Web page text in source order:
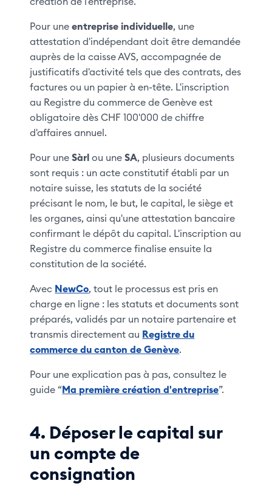
Pour uneentreprise individuelle, une
attestation d'indépendant doit être demandée
auprès de la caisse AVS, accompagnée de
justificatifs d'activité tels que des contrats, des
factures ou un papier à en-tête. L'inscription
au Registre du commerce de Genève est
obligatoire dès CHF 100'000 de chiffre
d'affaires annuel.
Pour uneSàrl ou uneSA, plusieurs documents
sont requis : un acte constitutif établi par un
notaire suisse, les statuts de la société
précisant le nom, le but, le capital, le siège et
les organes, ainsi qu'une attestation bancaire
confirmant le dépôt du capital. L'inscription au
Registre du commerce finalise ensuite la
constitution de la société.
Avec NewCo, tout le processus est pris en
charge en ligne : les statuts et documents sont
préparés, validés par un notaire partenaire et
transmis directement au Registre du
commerce du canton de Genève.
Pour une explication pas à pas, consultez le
guide “Ma première création d'entreprise”.
4. Déposer le capital sur
un compte de
consignation